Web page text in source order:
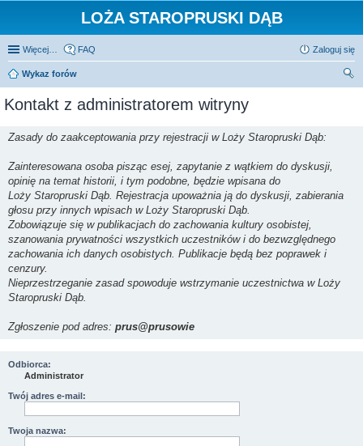
LOŻA STAROPRUSKI DĄB
Więcej… FAQ Zaloguj się
Wykaz forów
Kontakt z administratorem witryny
Zasady do zaakceptowania przy rejestracji w Loży Staropruski Dąb:
Zainteresowana osoba pisząc esej, zapytanie z wątkiem do dyskusji,
opinię na temat historii, i tym podobne, będzie wpisana do
Loży Staropruski Dąb. Rejestracja upoważnia ją do dyskusji, zabierania
głosu przy innych wpisach w Loży Staropruski Dąb.
Zobowiązuje się w publikacjach do zachowania kultury osobistej,
szanowania prywatności wszystkich uczestników i do bezwzględnego
zachowania ich danych osobistych. Publikacje będą bez poprawek i
cenzury.
Nieprzestrzeganie zasad spowoduje wstrzymanie uczestnictwa w Loży
Staropruski Dąb.
Zgłoszenie pod adres: prus@prusowie
Odbiorca:
Administrator
Twój adres e-mail:
Twoja nazwa: